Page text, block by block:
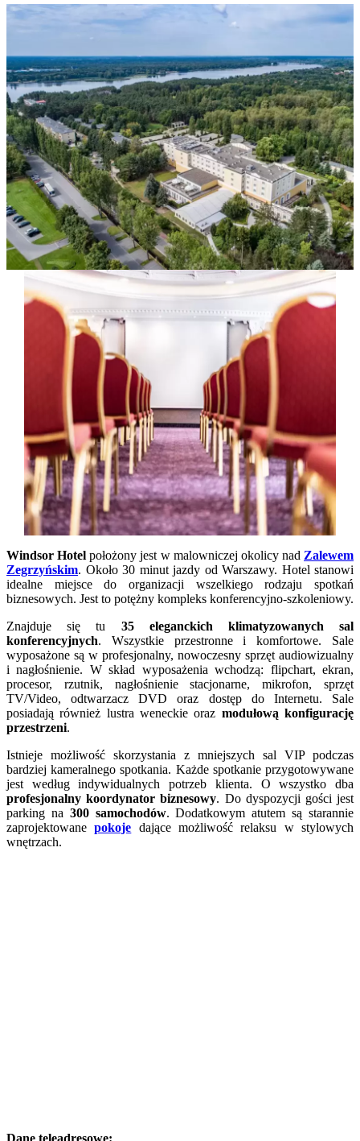
Windsor Hotel położony jest w malowniczej okolicy nad Zalewem
Zegrzyńskim. Około 30 minut jazdy od Warszawy. Hotel stanowi
idealne miejsce do organizacji wszelkiego rodzaju spotkań
biznesowych. Jest to potężny kompleks konferencyjno-szkoleniowy.
Znajduje się tu 35 eleganckich klimatyzowanych sal
konferencyjnych. Wszystkie przestronne i komfortowe. Sale
wyposażone są w profesjonalny, nowoczesny sprzęt audiowizualny
i nagłośnienie. W skład wyposażenia wchodzą: flipchart, ekran,
procesor, rzutnik, nagłośnienie stacjonarne, mikrofon, sprzęt
TV/Video, odtwarzacz DVD oraz dostęp do Internetu. Sale
posiadają również lustra weneckie oraz modułową konfigurację
przestrzeni.
Istnieje możliwość skorzystania z mniejszych sal VIP podczas
bardziej kameralnego spotkania. Każde spotkanie przygotowywane
jest według indywidualnych potrzeb klienta. O wszystko dba
profesjonalny koordynator biznesowy. Do dyspozycji gości jest
parking na 300 samochodów. Dodatkowym atutem są starannie
zaprojektowanepokoje dające możliwość relaksu w stylowych
wnętrzach.